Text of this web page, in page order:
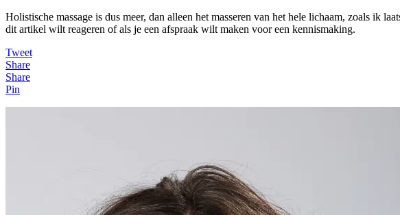
Holistische massage is dus meer, dan alleen het masseren van het hele lichaam, zoals ik
dit artikel wilt reageren of als je een afspraak wilt maken voor een kennismaking.
Tweet
Share
Share
Pin